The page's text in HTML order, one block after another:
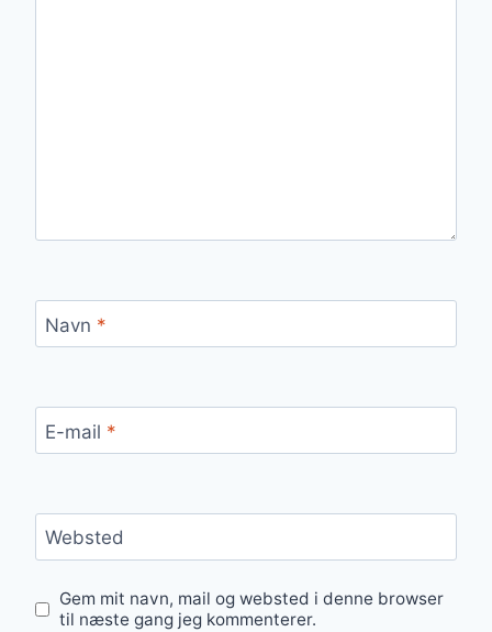
Navn *
E-mail *
Websted
Gem mit navn, mail og websted i denne browser
til næste gang jeg kommenterer.